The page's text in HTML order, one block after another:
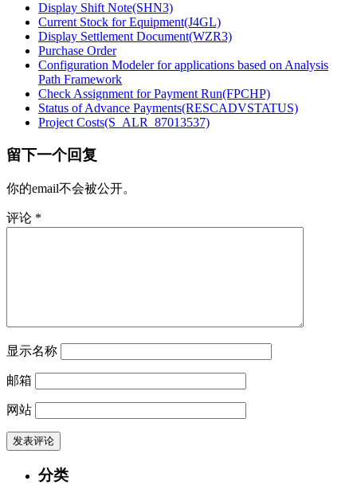
Display Shift Note(SHN3)
Current Stock for Equipment(J4GL)
Display Settlement Document(WZR3)
Purchase Order
Configuration Modeler for applications based on Analysis
Path Framework
Check Assignment for Payment Run(FPCHP)
Status of Advance Payments(RESCADVSTATUS)
Project Costs(S_ALR_87013537)
留下一个回复
你的email不会被公开。
评论 *
显示名称
邮箱
网站
分类